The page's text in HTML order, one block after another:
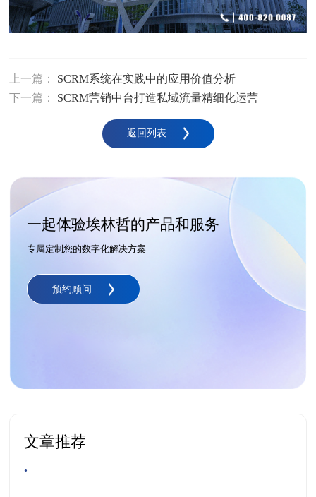
上一篇： SCRM系统在实践中的应用价值分析
下一篇： SCRM营销中台打造私域流量精细化运营
返回列表
一起体验埃林哲的产品和服务
专属定制您的数字化解决方案
预约顾问
文章推荐
•